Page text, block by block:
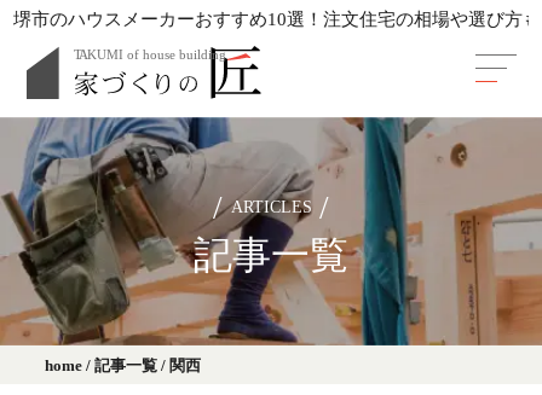
堺市のハウスメーカーおすすめ10選！注文住宅の相場や選び方
ARTICLES
記事一覧
home/ 記事一覧/ 関西